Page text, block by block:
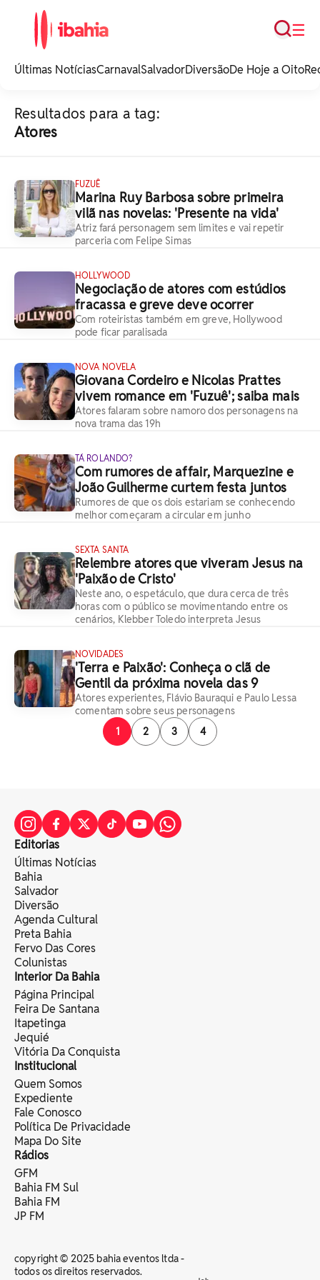
noticias e
☰
Busca
Últimas NotíciasCarnavalSalvadorDiversãoDe Hoje a Oito
Resultados para a tag:
Atores
FUZUÊ
Marina Ruy Barbosa sobre primeira
vilã nas novelas: 'Presente na vida'
Atriz fará personagem sem limites e vai repetir
parceria com Felipe Simas
HOLLYWOOD
Negociação de atores com estúdios
fracassa e greve deve ocorrer
Com roteiristas também em greve, Hollywood
pode ficar paralisada
NOVA NOVELA
Giovana Cordeiro e Nicolas Prattes
vivem romance em 'Fuzuê'; saiba mais
Atores falaram sobre namoro dos personagens na
nova trama das 19h
TÁ ROLANDO?
Com rumores de affair, Marquezine e
João Guilherme curtem festa juntos
Rumores de que os dois estariam se conhecendo
melhor começaram a circular em junho
SEXTA SANTA
Relembre atores que viveram Jesus na
'Paixão de Cristo'
Neste ano, o espetáculo, que dura cerca de três
horas com o público se movimentando entre os
cenários, Klebber Toledo interpreta Jesus
NOVIDADES
'Terra e Paixão': Conheça o clã de
Gentil da próxima novela das 9
Atores experientes, Flávio Bauraqui e Paulo Lessa
comentam sobre seus personagens
1
2 3 4
Editorias
Últimas Notícias
Bahia
Salvador
Diversão
Agenda Cultural
Preta Bahia
Fervo Das Cores
Colunistas
Interior Da Bahia
Página Principal
Feira De Santana
Itapetinga
Jequié
Vitória Da Conquista
Institucional
Quem Somos
Expediente
Fale Conosco
Política De Privacidade
Mapa Do Site
Rádios
GFM
Bahia FM Sul
Bahia FM
JP FM
copyright © 2025 bahia eventos ltda -
todos os direitos reservados.